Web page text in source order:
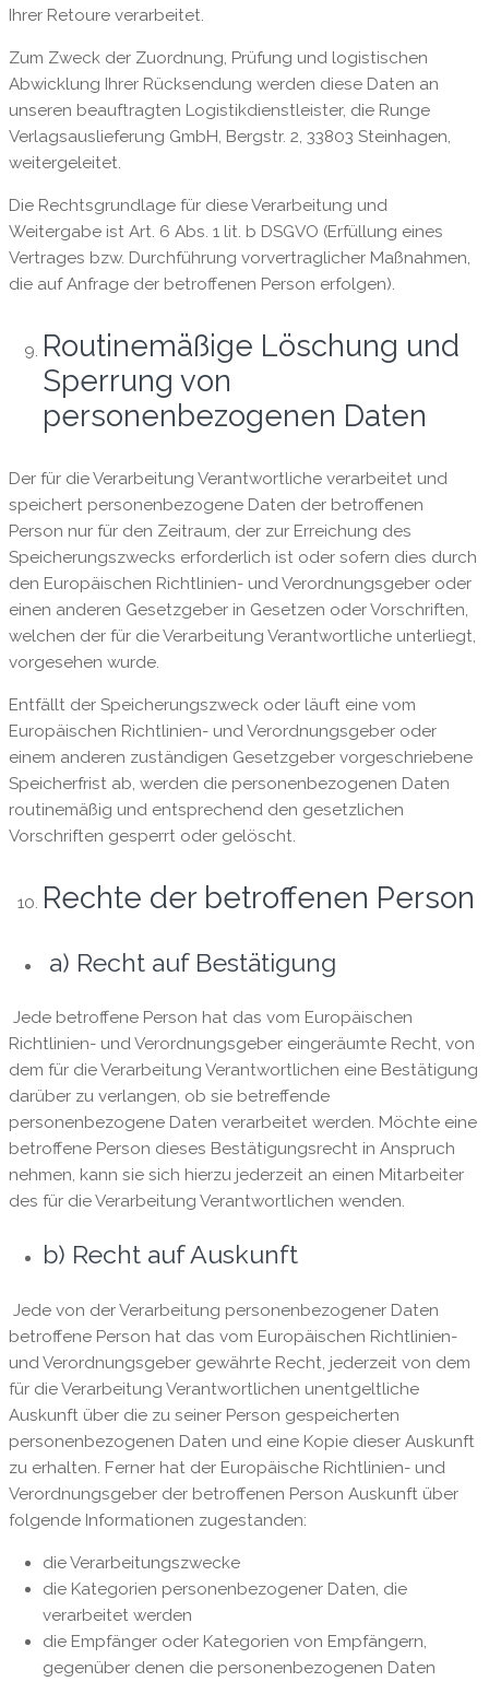
Ihrer Retoure verarbeitet.
Zum Zweck der Zuordnung, Prüfung und logistischen
Abwicklung Ihrer Rücksendung werden diese Daten an
unseren beauftragten Logistikdienstleister, die Runge
Verlagsauslieferung GmbH, Bergstr. 2, 33803 Steinhagen,
weitergeleitet.
Die Rechtsgrundlage für diese Verarbeitung und
Weitergabe ist Art. 6 Abs. 1 lit. b DSGVO (Erfüllung eines
Vertrages bzw. Durchführung vorvertraglicher Maßnahmen,
die auf Anfrage der betroffenen Person erfolgen).
Routinemäßige Löschung und
Sperrung von
personenbezogenen Daten
Der für die Verarbeitung Verantwortliche verarbeitet und
speichert personenbezogene Daten der betroffenen
Person nur für den Zeitraum, der zur Erreichung des
Speicherungszwecks erforderlich ist oder sofern dies durch
den Europäischen Richtlinien- und Verordnungsgeber oder
einen anderen Gesetzgeber in Gesetzen oder Vorschriften,
welchen der für die Verarbeitung Verantwortliche unterliegt,
vorgesehen wurde.
Entfällt der Speicherungszweck oder läuft eine vom
Europäischen Richtlinien- und Verordnungsgeber oder
einem anderen zuständigen Gesetzgeber vorgeschriebene
Speicherfrist ab, werden die personenbezogenen Daten
routinemäßig und entsprechend den gesetzlichen
Vorschriften gesperrt oder gelöscht.
Rechte der betroffenen Person
a) Recht auf Bestätigung
Jede betroffene Person hat das vom Europäischen
Richtlinien- und Verordnungsgeber eingeräumte Recht, von
dem für die Verarbeitung Verantwortlichen eine Bestätigung
darüber zu verlangen, ob sie betreffende
personenbezogene Daten verarbeitet werden. Möchte eine
betroffene Person dieses Bestätigungsrecht in Anspruch
nehmen, kann sie sich hierzu jederzeit an einen Mitarbeiter
des für die Verarbeitung Verantwortlichen wenden.
b) Recht auf Auskunft
Jede von der Verarbeitung personenbezogener Daten
betroffene Person hat das vom Europäischen Richtlinien-
und Verordnungsgeber gewährte Recht, jederzeit von dem
für die Verarbeitung Verantwortlichen unentgeltliche
Auskunft über die zu seiner Person gespeicherten
personenbezogenen Daten und eine Kopie dieser Auskunft
zu erhalten. Ferner hat der Europäische Richtlinien- und
Verordnungsgeber der betroffenen Person Auskunft über
folgende Informationen zugestanden:
die Verarbeitungszwecke
die Kategorien personenbezogener Daten, die
verarbeitet werden
die Empfänger oder Kategorien von Empfängern,
gegenüber denen die personenbezogenen Daten